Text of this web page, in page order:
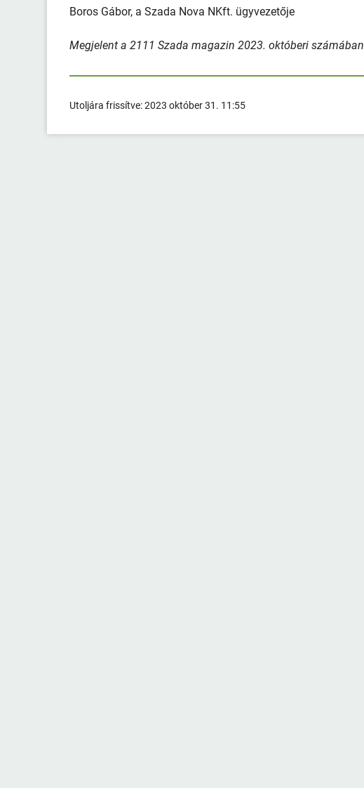
Boros Gábor, a Szada Nova NKft. ügyvezetője
Megjelent a 2111 Szada magazin 2023. októberi számában
Utoljára frissítve:2023 október 31. 11:55